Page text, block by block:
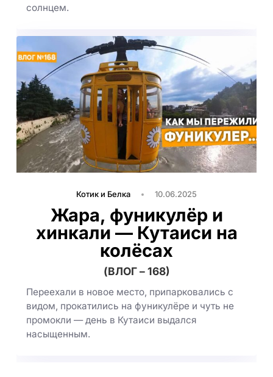
солнцем.
Котик и Белка 10.06.2025
Жара, фуникулёр и
хинкали — Кутаиси на
колёсах
(ВЛОГ – 168)
Переехали в новое место, припарковались с
видом, прокатились на фуникулёре и чуть не
промокли — день в Кутаиси выдался
насыщенным.